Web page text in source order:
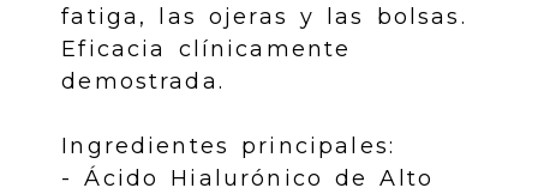
fatiga, las ojeras y las bolsas.
Eficacia clínicamente
demostrada.
Ingredientes principales:
- Ácido Hialurónico de Alto